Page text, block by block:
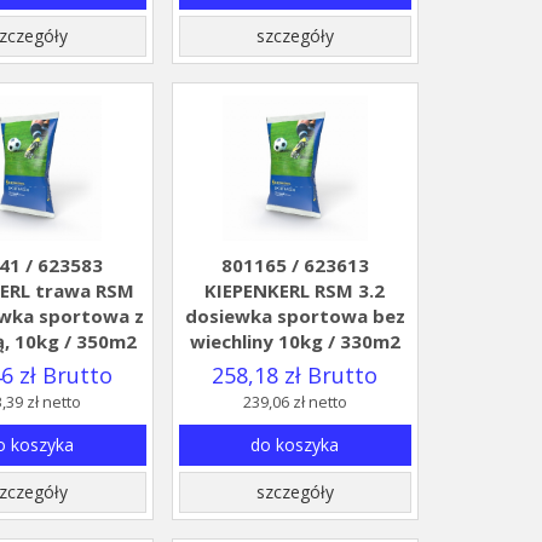
szczegóły
/ 623583
trawa RSM
sportowa z
10kg / 350m2
zł Brutto
zł netto
koszyka
801165 / 623613
KIEPENKERL RSM 3.2
dosiewka sportowa bez
wiechliny 10kg / 330m2
258,18 zł Brutto
239,06 zł netto
do koszyka
szczegóły